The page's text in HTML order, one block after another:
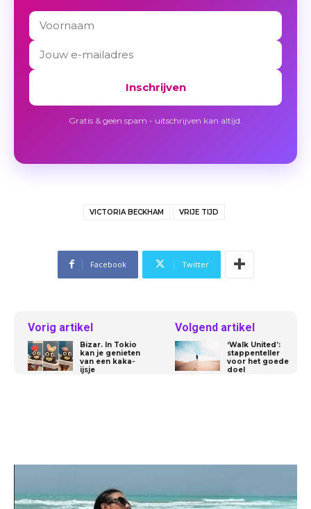
Inschrijven
Gratis & geen spam - uitschrijven kan altijd.
VICTORIA BECKHAM VRIJE TIJD
Facebook Twitter
Vorig artikel
Bizar. In Tokio
kan je genieten
van een kaka-
ijsje
Volgend artikel
‘Walk United’:
stappenteller
voor het goede
doel